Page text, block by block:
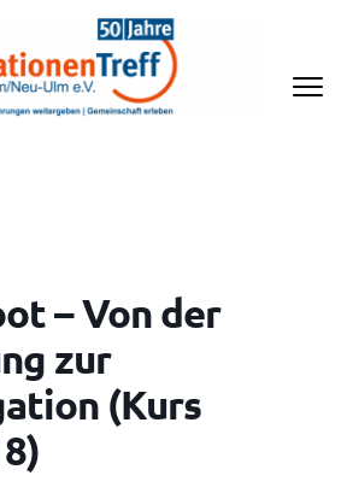
– Von der
zur
(Kurs